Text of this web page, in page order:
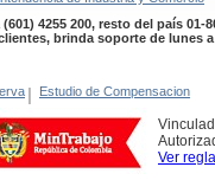
4255 200, resto del país 01-
brinda soporte de lunes
| Estudio de Compensacion
Ver